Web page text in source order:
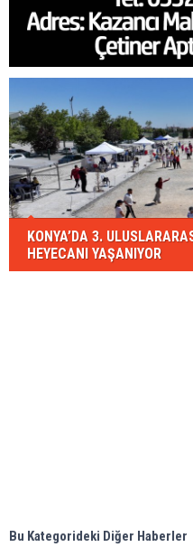
KONYA’DA 3.
HEYECANI YAŞANIYOR
Bu Kategorideki Diğer Haberler